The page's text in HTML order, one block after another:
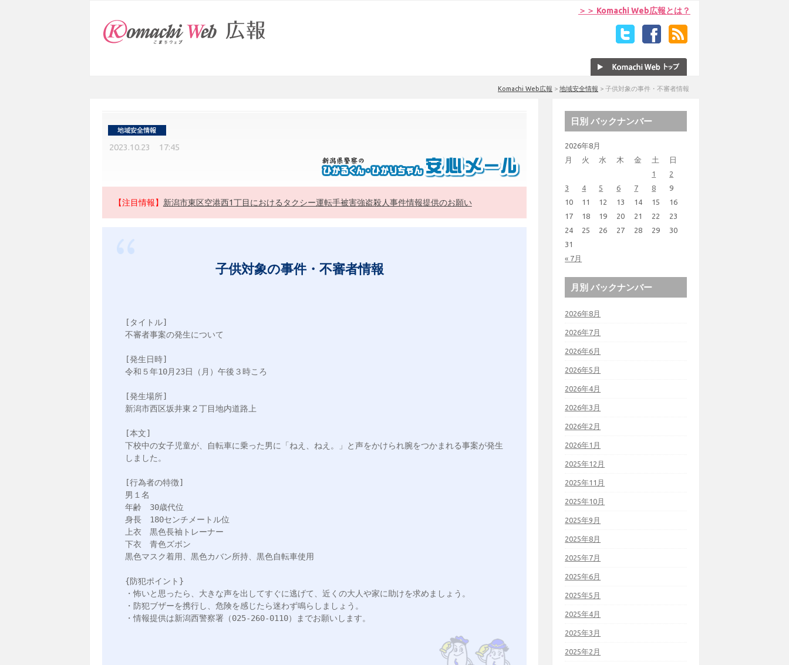
＞＞ Komachi Web広報とは？
Komachi Web広報 > 地域安全情報 > 子供対象の事件・不審者情報
2023.10.23 17:45
【注目情報】 新潟市東区空港西1丁目におけるタクシー運転手被害強盗殺人事件情報提供のお願い
子供対象の事件・不審者情報
[タイトル]
不審者事案の発生について
[発生日時]
令和５年10月23日（月）午後３時ころ
[発生場所]
新潟市西区坂井東２丁目地内道路上
[本文]
下校中の女子児童が、自転車に乗った男に「ねえ、ねえ。」と声をかけられ腕をつかまれる事案が発生
しました。
[行為者の特徴]
男１名
年齢　30歳代位
身長　180センチメートル位
上衣　黒色長袖トレーナー
下衣　青色ズボン
黒色マスク着用、黒色カバン所持、黒色自転車使用
{防犯ポイント}
・怖いと思ったら、大きな声を出してすぐに逃げて、近くの大人や家に助けを求めましょう。
・防犯ブザーを携行し、危険を感じたら迷わず鳴らしましょう。
・情報提供は新潟西警察署（025-260-0110）までお願いします。
日別 バックナンバー
2026年8月
月
火 水 木 金 土 日
« 7月
1
2
3
4 5 6 7 8
9
10
11 12 13 14 15
16
17
18 19 20 21 22
23
24
25 26 27 28 29
30
31
月別 バックナンバー
2026年8月
2026年7月
2026年6月
2026年5月
2026年4月
2026年3月
2026年2月
2026年1月
2025年12月
2025年11月
2025年10月
2025年9月
2025年8月
2025年7月
2025年6月
2025年5月
2025年4月
2025年3月
2025年2月